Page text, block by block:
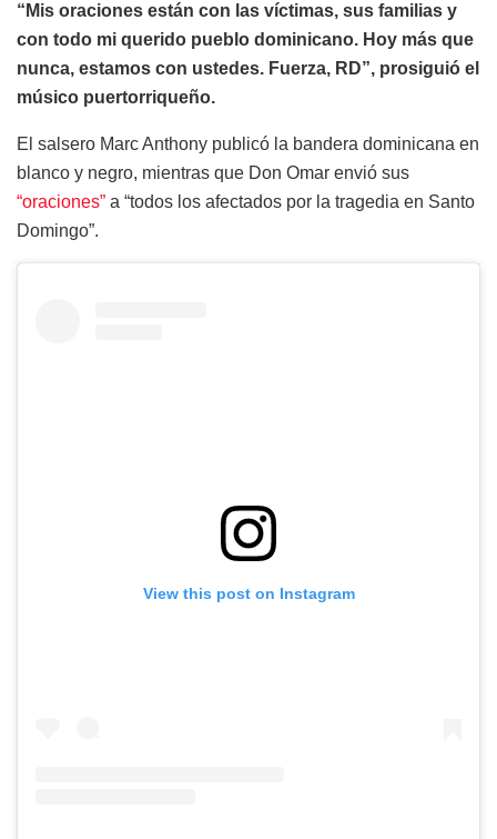
“Mis oraciones están con las víctimas, sus familias y
con todo mi querido pueblo dominicano. Hoy más que
nunca, estamos con ustedes. Fuerza, RD”, prosiguió el
músico puertorriqueño.
El salsero Marc Anthony publicó la bandera dominicana en
blanco y negro, mientras que Don Omar envió sus
“oraciones” a “todos los afectados por la tragedia en Santo
Domingo”.
View this post on Instagram